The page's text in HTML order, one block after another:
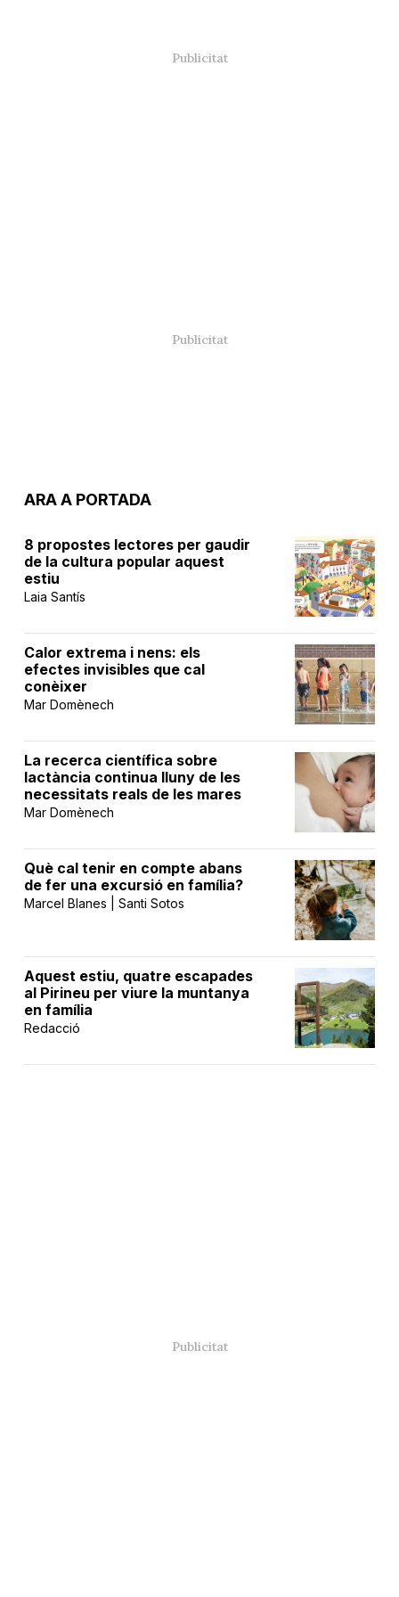
ARA A PORTADA
8 propostes lectores per gaudir
de la cultura popular aquest
estiu
Laia Santís
Calor extrema i nens: els
efectes invisibles que cal
conèixer
Mar Domènech
La recerca científica sobre
lactància continua lluny de les
necessitats reals de les mares
Mar Domènech
Què cal tenir en compte abans
de fer una excursió en família?
Marcel Blanes | Santi Sotos
Aquest estiu, quatre escapades
al Pirineu per viure la muntanya
en família
Redacció